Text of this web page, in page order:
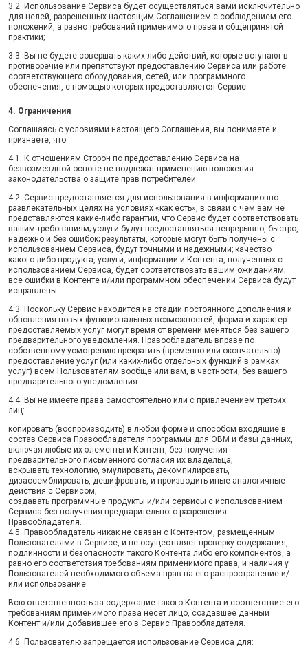
3.2. Использование Сервиса будет осуществляться вами исключительно
для целей, разрешенных настоящим Соглашением с соблюдением его
положений, а равно требований применимого права и общепринятой
практики;
3.3. Вы не будете совершать каких-либо действий, которые вступают в
противоречие или препятствуют предоставлению Сервиса или работе
соответствующего оборудования, сетей, или программного
обеспечения, с помощью которых предоставляется Сервис.
4. Ограничения
Соглашаясь с условиями настоящего Соглашения, вы понимаете и
признаете, что:
4.1. К отношениям Сторон по предоставлению Сервиса на
безвозмездной основе не подлежат применению положения
законодательства о защите прав потребителей.
4.2. Сервис предоставляется для использования в информационно-
развлекательных целях на условиях «как есть», в связи с чем вам не
представляются какие-либо гарантии, что Сервис будет соответствовать
вашим требованиям; услуги будут предоставляться непрерывно, быстро,
надежно и без ошибок; результаты, которые могут быть получены с
использованием Сервиса, будут точными и надежными; качество
какого-либо продукта, услуги, информации и Контента, полученных с
использованием Сервиса, будет соответствовать вашим ожиданиям;
все ошибки в Контенте и/или программном обеспечении Сервиса будут
исправлены.
4.3. Поскольку Сервис находится на стадии постоянного дополнения и
обновления новых функциональных возможностей, форма и характер
предоставляемых услуг могут время от времени меняться без вашего
предварительного уведомления. Правообладатель вправе по
собственному усмотрению прекратить (временно или окончательно)
предоставление услуг (или каких-либо отдельных функций в рамках
услуг) всем Пользователям вообще или вам, в частности, без вашего
предварительного уведомления.
4.4. Вы не имеете права самостоятельно или с привлечением третьих
лиц:
копировать (воспроизводить) в любой форме и способом входящие в
состав Сервиса Правообладателя программы для ЭВМ и базы данных,
включая любые их элементы и Контент, без получения
предварительного письменного согласия их владельца;
вскрывать технологию, эмулировать, декомпилировать,
дизассемблировать, дешифровать, и производить иные аналогичные
действия с Сервисом;
создавать программные продукты и/или сервисы с использованием
Сервиса без получения предварительного разрешения
Правообладателя.
4.5. Правообладатель никак не связан с Контентом, размещенным
Пользователями в Сервисе, и не осуществляет проверку содержания,
подлинности и безопасности такого Контента либо его компонентов, а
равно его соответствия требованиям применимого права, и наличия у
Пользователей необходимого объема прав на его распространение и/
или использование.
Всю ответственность за содержание такого Контента и соответствие его
требованиям применимого права несет лицо, создавшее данный
Контент и/или добавившее его в Сервис Правообладателя.
4.6. Пользователю запрещается использование Сервиса для: